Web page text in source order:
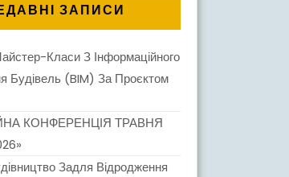
ЗАПИСИ
Класи З Інформаційного
Будівель (BIM) За Проєктом
КОНФЕРЕНЦІЯ ТРАВНЯ
Задля Відродження